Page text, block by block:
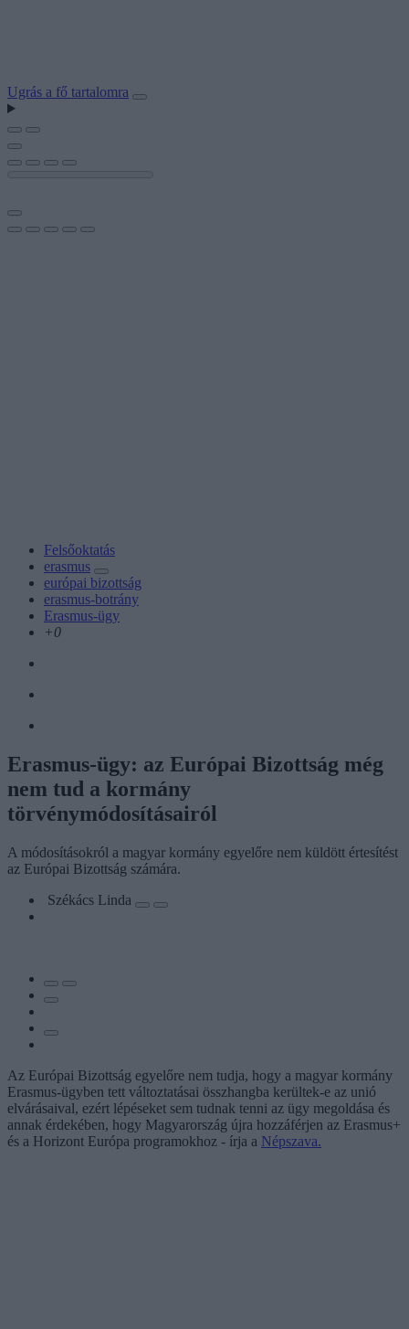
Ugrás a fő tartalomra
Felsőoktatás
erasmus
európai bizottság
erasmus-botrány
Erasmus-ügy
+0
Erasmus-ügy: az Európai Bizottság még
nem tud a kormány
törvénymódosításairól
A módosításokról a magyar kormány egyelőre nem küldött értesítést
az Európai Bizottság számára.
Székács Linda
Az Európai Bizottság egyelőre nem tudja, hogy a magyar kormány
Erasmus-ügyben tett változtatásai összhangba kerültek-e az unió
elvárásaival, ezért lépéseket sem tudnak tenni az ügy megoldása és
annak érdekében, hogy Magyarország újra hozzáférjen az Erasmus+
és a Horizont Európa programokhoz - írja a Népszava.